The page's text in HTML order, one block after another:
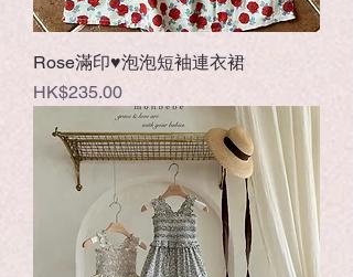
Rose滿印♥泡泡短袖連衣裙
價格
HK$235.00